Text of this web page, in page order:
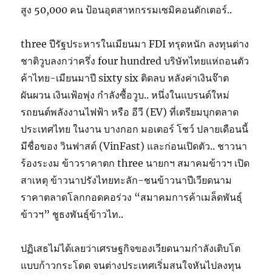
สูง 50,000 คน ป้อนอุตสาหกรรมเซมิคอนดักเตอร์..
three ปีรัฐประหารในเมียนมา FDI ทรุดหนัก ลงทุนต่าง
ชาติวูบลงกว่าครึ่ง four hundred บริษัทไทยแห่ถอนตัว
ค้าไทย-เมียนมาปี sixty six ติดลบ หลังค่าเงินจ๊าต
ผันผวน เงินเฟ้อพุ่ง กำลังซื้อวูบ.. หนึ่งในแบรนด์ใหม่
รถยนต์พลังงานไฟฟ้า หรือ อีวี (EV) ที่เตรียมบุกตลาด
ประเทศไทย ในงาน บางกอก มอเตอร์ โชว์ ปลายเดือนนี้
มีชื่อของ วินฟาสต์ (VinFast) และก่อนเปิดตัว.. ชาวนา
ร้องระงม ข้าวราคาตก three นายกฯ สมาคมข้าวฯ เปิด
สาเหตุ ข้าวนาปรังไทยทะลัก-ชนข้าวนาปีเวียดนาม
ราคาตลาดโลกกอดคอร่วง “สมาคมการค้าเมล็ดพันธุ์
ข้าวฯ” ชูธงพันธุ์ข้าวไท..
ปฏิเสธไม่ได้เลยว่าเศรษฐกิจของเวียดนามกำลังเติบโต
แบบก้าวกระโดด จนต่างประเทศเริ่มสนใจหันไปลงทุน